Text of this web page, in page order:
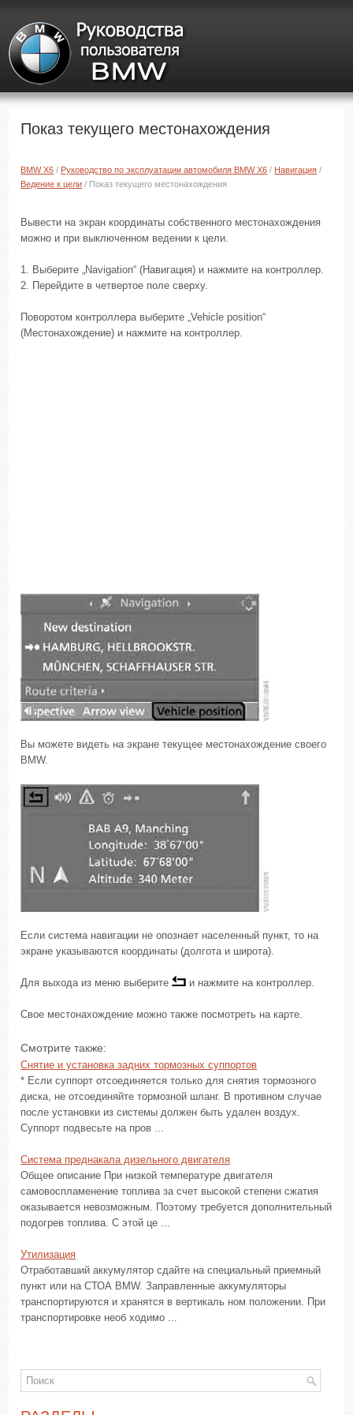
Показ текущего местонахождения
BMW X6 / Руководство по эксплуатации автомобиля BMW X6 / Навигация /
Ведение к цели / Показ текущего местонахождения
Вывести на экран координаты собственного местонахождения
можно и при выключенном ведении к цели.
1. Выберите „Navigation“ (Навигация) и нажмите на контроллер.
2. Перейдите в четвертое поле сверху.
Поворотом контроллера выберите „Vehicle position“
(Местонахождение) и нажмите на контроллер.
Вы можете видеть на экране текущее местонахождение своего
BMW.
Если система навигации не опознает населенный пункт, то на
экране указываются координаты (долгота и широта).
Для выхода из меню выберите и нажмите на контроллер.
Свое местонахождение можно также посмотреть на карте.
Смотрите также:
Снятие и установка задних тормозных суппортов
* Если суппорт отсоединяется только для снятия тормозного
диска, не отсоединяйте тормозной шланг. В противном случае
после установки из системы должен быть удален воздух.
Суппорт подвесьте на пров ...
Система преднакала дизельного двигателя
Общее описание При низкой температуре двигателя
самовоспламенение топлива за счет высокой степени сжатия
оказывается невозможным. Поэтому требуется дополнительный
подогрев топлива. С этой це ...
Утилизация
Отработавший аккумулятор сдайте на специальный приемный
пункт или на СТОА BMW. Заправленные аккумуляторы
транспортируются и хранятся в вертикаль ном положении. При
транспортировке необ ходимо ...